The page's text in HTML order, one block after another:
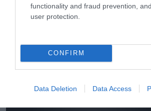
functionality and fraud prevention,
user protection.
CONFIRM
Data Deletion Data Access
ΟΛΗ Η ΡΟΗ ΕΙΔΗΣΕΩΝ